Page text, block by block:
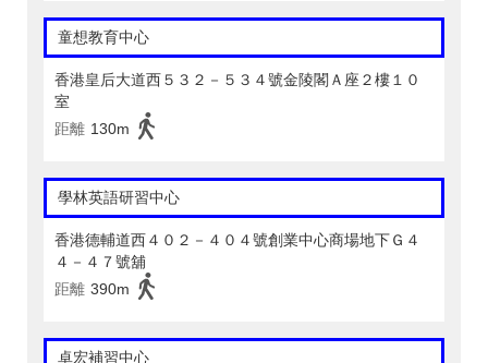
童想教育中心
香港皇后大道西５３２－５３４號金陵閣Ａ座２樓１０
室
距離 130m
學林英語研習中心
香港德輔道西４０２－４０４號創業中心商場地下Ｇ４
４－４７號舖
距離 390m
卓宏補習中心